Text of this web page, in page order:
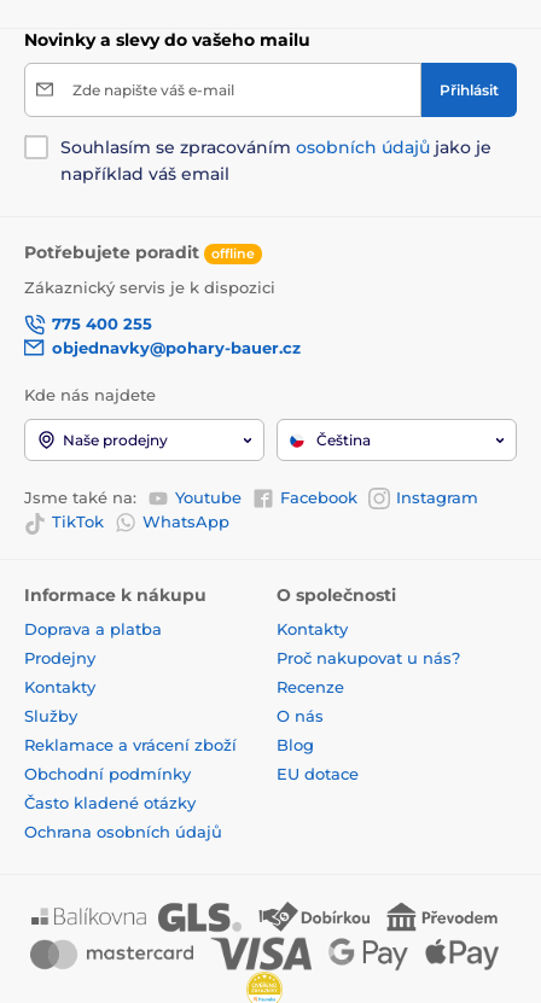
Novinky a slevy do vašeho mailu
Zde napište váš e-mail Přihlásit
Souhlasím se zpracováním osobních údajů jako je
například váš email
Potřebujete poradit offline
Zákaznický servis je k dispozici
775 400 255
objednavky@pohary-bauer.cz
Kde nás najdete
Naše prodejny Čeština
Jsme také na: Youtube Facebook
Instagram
TikTok
WhatsApp
Informace k nákupu
Doprava a platba
Prodejny
Kontakty
Služby
Reklamace a vrácení zboží
Obchodní podmínky
Často kladené otázky
Ochrana osobních údajů
O společnosti
Kontakty
Proč nakupovat u nás?
Recenze
O nás
Blog
EU dotace